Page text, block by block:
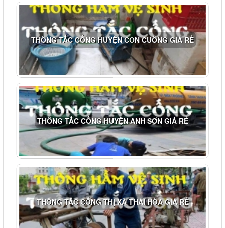
THÔNG TẮC CỐNG HUYỆN CON CUÔNG GIÁ RẺ
THÔNG TẮC CỐNG HUYỆN ANH SƠN GIÁ RẺ
THÔNG TẮC CỐNG THỊ XÃ THÁI HÒA GIÁ RẺ